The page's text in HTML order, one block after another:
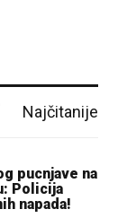
Najčitanije
pucnjave na
Policija
napada!